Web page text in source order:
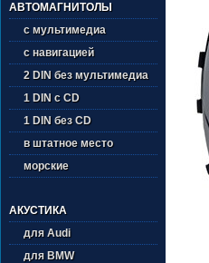
АВТОМАГНИТОЛЫ
с мультимедиа
с навигацией
2 DIN без мультимедиа
1 DIN с CD
1 DIN без CD
в штатное место
морские
АКУСТИКА
для Audi
для BMW